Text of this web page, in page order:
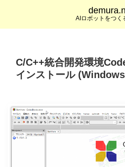
AIロボットをつく
C/C++統合開発環境
インストール